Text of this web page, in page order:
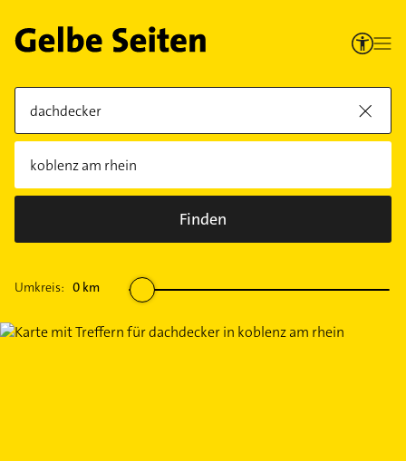
Finden
Umkreis: 0 km